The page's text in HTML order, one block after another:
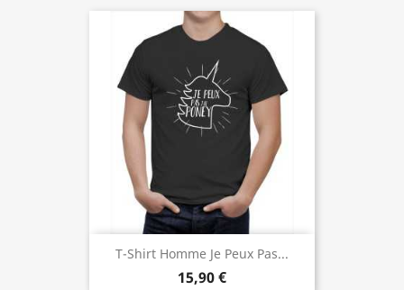
T-Shirt Homme Je Peux Pas...
15,90 €